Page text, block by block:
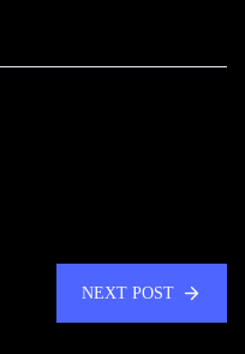
NEXT POST